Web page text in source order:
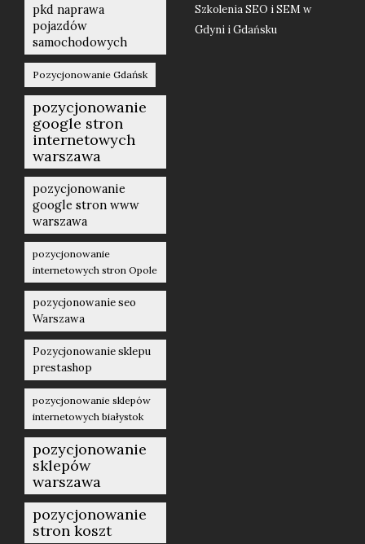
pkd naprawa
pojazdów
samochodowych
Pozycjonowanie Gdańsk
pozycjonowanie
google stron
internetowych
warszawa
pozycjonowanie
google stron www
warszawa
pozycjonowanie
internetowych stron Opole
pozycjonowanie seo
Warszawa
Pozycjonowanie sklepu
prestashop
pozycjonowanie sklepów
internetowych białystok
pozycjonowanie
sklepów
warszawa
pozycjonowanie
stron koszt
Szkolenia SEO i SEM w
Gdyni i Gdańsku